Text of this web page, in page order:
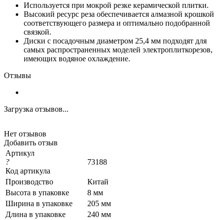
Используется при мокрой резке керамической плитки.
Высокий ресурс реза обеспечивается алмазной крошкой
соответствующего размера и оптимально подобранной
связкой.
Диски с посадочным диаметром 25,4 мм подходят для
самых распространенных моделей электроплиткорезов,
имеющих водяное охлаждение.
Отзывы
Загрузка отзывов...
Нет отзывов
Добавить отзыв
Артикул
?
Код артикула
73188
Производство
Китай
Высота в упаковке
8 мм
Ширина в упаковке
205 мм
Длина в упаковке
240 мм